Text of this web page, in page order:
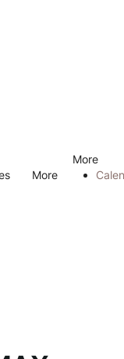
More
More